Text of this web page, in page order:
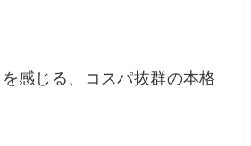
感じる、コスパ抜群の本格